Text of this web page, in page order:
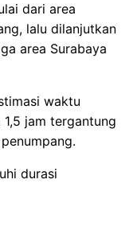
dari area
lalu dilanjutkan
area Surabaya
waktu
jam tergantung
durasi